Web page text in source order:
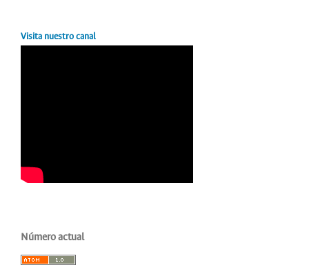
Visita nuestro canal
Número actual